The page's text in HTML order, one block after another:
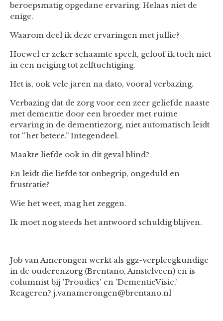
beroepsmatig opgedane ervaring. Helaas niet de
enige.
Waarom deel ik deze ervaringen met jullie?
Hoewel er zeker schaamte speelt, geloof ik toch niet
in een neiging tot zelftuchtiging.
Het is, ook vele jaren na dato, vooral verbazing.
Verbazing dat de zorg voor een zeer geliefde naaste
met dementie door een broeder met ruime
ervaring in de dementiezorg, niet automatisch leidt
tot ''het betere.” Integendeel.
Maakte liefde ook in dit geval blind?
En leidt die liefde tot onbegrip, ongeduld en
frustratie?
Wie het weet, mag het zeggen.
Ik moet nog steeds het antwoord schuldig blijven.
Job van Amerongen werkt als ggz-verpleegkundige
in de ouderenzorg (Brentano, Amstelveen) en is
columnist bij 'Proudies' en 'DementieVisie.'
Reageren? j.vanamerongen@brentano.nl